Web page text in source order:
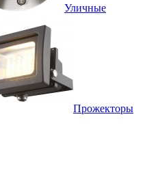
Уличные
Прожекторы